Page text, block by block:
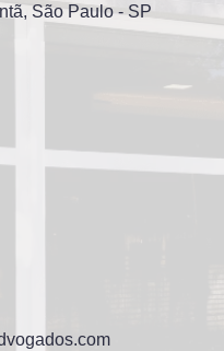
São Paulo - SP